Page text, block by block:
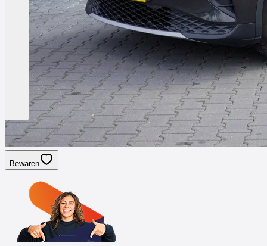
Bewaren